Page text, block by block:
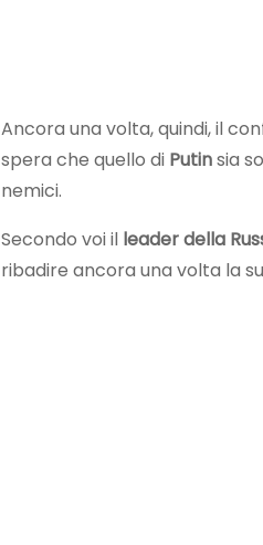
Ancora una volta, quindi, il
spera che quello di Putinsia
nemici.
Secondo voi il leader della
ribadire ancora una volta la